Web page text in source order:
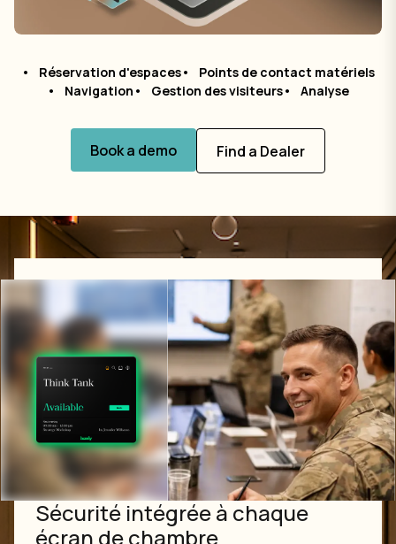
Réservation d'espaces
Points de contact matériels
Navigation
Gestion des visiteurs Analyse
Book a demo Find a Dealer
Sécurité intégrée à chaque
écran de chambre